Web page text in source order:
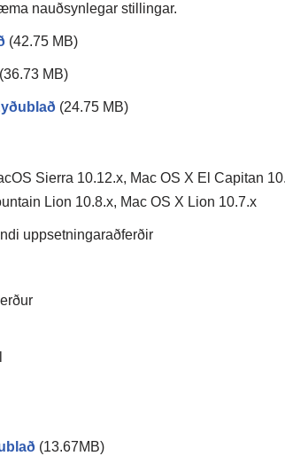
nauðsynlegar stillingar.
(42.75 MB)
(36.73 MB)
(24.75 MB)
Sierra 10.12.x, Mac OS X El Capitan
Lion 10.8.x, Mac OS X Lion 10.7.x
uppsetningaraðferðir
(13.67MB)